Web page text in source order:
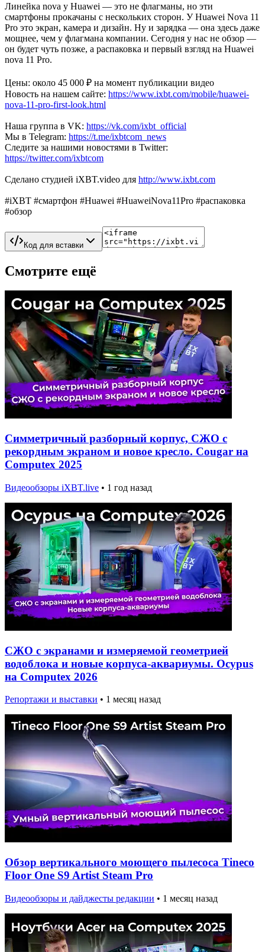
Линейка nova у Huawei — это не флагманы, но эти
смартфоны прокачаны с нескольких сторон. У Huawei Nova 11
Pro это экран, камера и дизайн. Ну и зарядка — она здесь даже
мощнее, чем у флагмана компании. Сегодня у нас не обзор —
он будет чуть позже, а распаковка и первый взгляд на Huawei
nova 11 Pro.
Цены: около 45 000 ₽ на момент публикации видео
Новость на нашем сайте: https://www.ixbt.com/mobile/huawei-
nova-11-pro-first-look.html
Наша группа в VK: https://vk.com/ixbt_official
Мы в Telegram: https://t.me/ixbtcom_news
Следите за нашими новостями в Twitter:
https://twitter.com/ixbtcom
Сделано студией iXBT.video для http://www.ixbt.com
#iXBT #смартфон #Huawei #HuaweiNova11Pro #распаковка
#обзор
Код для вставки
Смотрите ещё
Симметричный разборный корпус, СЖО с
рекордным экраном и новое кресло. Cougar на
Computex 2025
Видеообзоры iXBT.live • 1 год назад
СЖО с экранами и измеряемой геометрией
водоблока и новые корпуса-аквариумы. Ocypus
на Computex 2026
Репортажи и выставки • 1 месяц назад
Обзор вертикального моющего пылесоса Tineco
Floor One S9 Artist Steam Pro
Видеообзоры и дайджесты редакции • 1 месяц назад